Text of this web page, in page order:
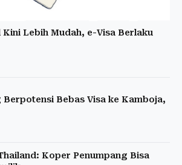
Lebih Mudah, e-Visa Berlaku
Berpotensi Bebas Visa ke Kamboja,
Koper Penumpang Bisa